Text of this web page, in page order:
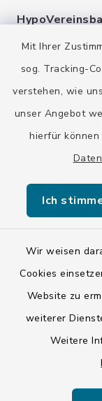
Mit Ihrer
sog. Tracking-
verstehen, wie
unser Angebot
hierfür
Ich
Wir weisen
Cookies
Website zu
weiterer
Weitere